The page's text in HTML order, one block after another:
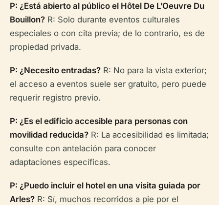
P: ¿Está abierto al público el Hôtel De L’Oeuvre Du
Bouillon? R: Solo durante eventos culturales
especiales o con cita previa; de lo contrario, es de
propiedad privada.
P: ¿Necesito entradas? R: No para la vista exterior;
el acceso a eventos suele ser gratuito, pero puede
requerir registro previo.
P: ¿Es el edificio accesible para personas con
movilidad reducida? R: La accesibilidad es limitada;
consulte con antelación para conocer
adaptaciones específicas.
P: ¿Puedo incluir el hotel en una visita guiada por
Arles? R: Sí, muchos recorridos a pie por el